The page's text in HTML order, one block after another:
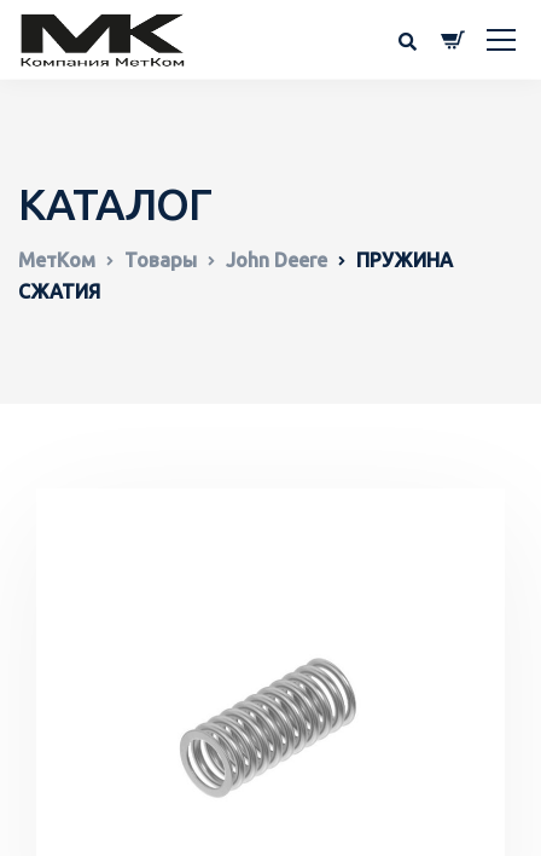
КАТАЛОГ
МетКом Товары John Deere
ПРУЖИНА
СЖАТИЯ